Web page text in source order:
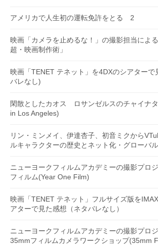
アメリカで人生初の運転免許をとる 2
映画「カメラを止めるな！」の撮影担当によ
超・映画制作術」
映画「TENET テネット」を4DXのシアターで
バレなし)
閑散としたカオス ロサンゼルスのチャイナ
in Los Angeles)
リン・ミンメイ、伊達杏子、初音ミクから
ルキャラクターの歴史とネット化・グローバ
ニューヨークフィルムアカデミーの撮影プロ
フィルム(Year One Film)
映画「TENET テネット」フルサイズ版を
アターで見た感想（ネタバレなし）
ニューヨークフィルムアカデミーの撮影プロ
35mmフィルムカメラワークショップ(35mm